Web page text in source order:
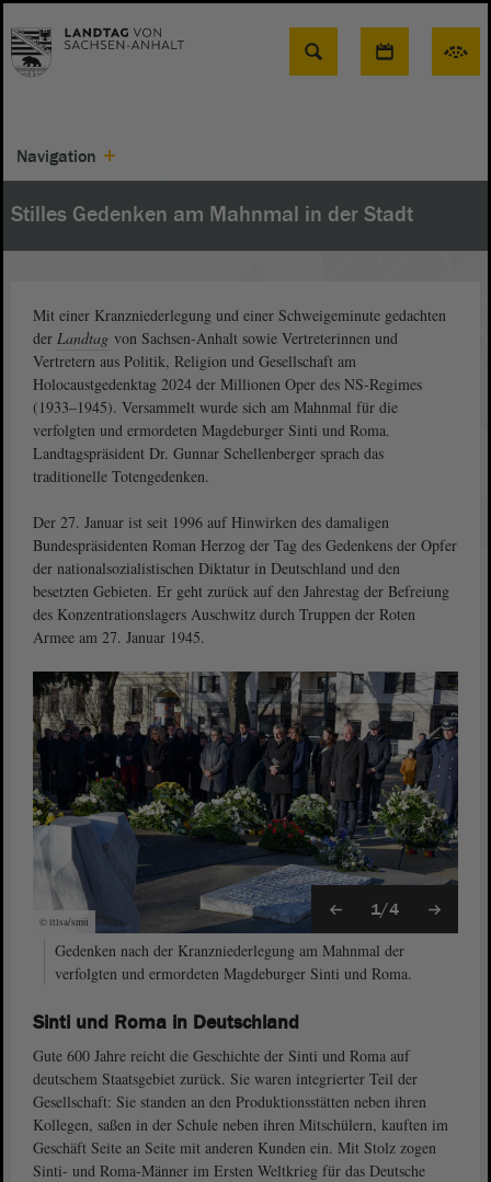
Suche
Navigation
Stilles Gedenken am Mahnmal in der Stadt
Mit einer Kranzniederlegung und einer Schweigeminute gedachten
der Landtag von Sachsen-Anhalt sowie Vertreterinnen und
Vertretern aus Politik, Religion und Gesellschaft am
Holocaustgedenktag 2024 der Millionen Oper des NS-Regimes
(1933‒1945). Versammelt wurde sich am Mahnmal für die
verfolgten und ermordeten Magdeburger Sinti und Roma.
Landtagspräsident Dr. Gunnar Schellenberger sprach das
traditionelle Totengedenken.
Der 27. Januar ist seit 1996 auf Hinwirken des damaligen
Bundespräsidenten Roman Herzog der Tag des Gedenkens der Opfer
der nationalsozialistischen Diktatur in Deutschland und den
besetzten Gebieten. Er geht zurück auf den Jahrestag der Befreiung
des Konzentrationslagers Auschwitz durch Truppen der Roten
Armee am 27. Januar 1945.
© ltlsa/smü
1/4
Gedenken nach der Kranzniederlegung am Mahnmal der
verfolgten und ermordeten Magdeburger Sinti und Roma.
Sinti und Roma in Deutschland
Gute 600 Jahre reicht die Geschichte der Sinti und Roma auf
deutschem Staatsgebiet zurück. Sie waren integrierter Teil der
Gesellschaft: Sie standen an den Produktionsstätten neben ihren
Kollegen, saßen in der Schule neben ihren Mitschülern, kauften im
Geschäft Seite an Seite mit anderen Kunden ein. Mit Stolz zogen
Sinti- und Roma-Männer im Ersten Weltkrieg für das Deutsche